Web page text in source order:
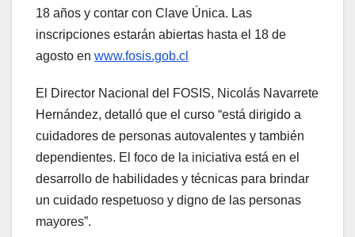
18 años y contar con Clave Única. Las
inscripciones estarán abiertas hasta el 18 de
agosto en www.fosis.gob.cl
El Director Nacional del FOSIS, Nicolás Navarrete
Hernández, detalló que el curso “está dirigido a
cuidadores de personas autovalentes y también
dependientes. El foco de la iniciativa está en el
desarrollo de habilidades y técnicas para brindar
un cuidado respetuoso y digno de las personas
mayores”.